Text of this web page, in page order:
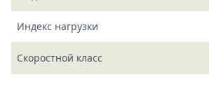
Индекс нагрузки
Скоростной класс